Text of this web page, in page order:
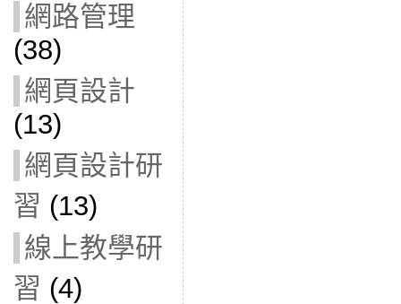
網路管理
(38)
網頁設計
(13)
網頁設計研
習 (13)
線上教學研
習 (4)